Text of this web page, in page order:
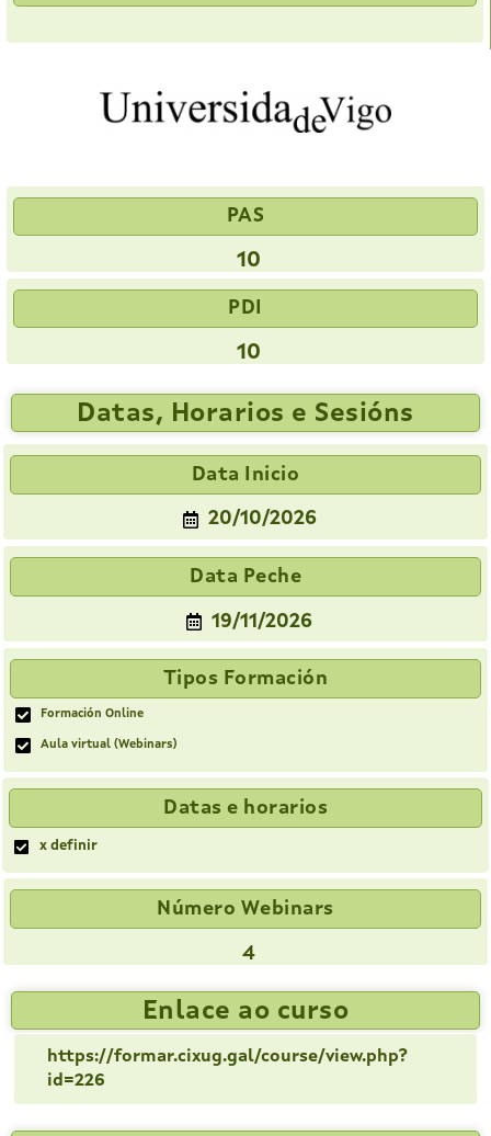
PAS
10
PDI
10
Datas, Horarios e Sesións
Data Inicio
20/10/2026
Data Peche
19/11/2026
Tipos Formación
Formación Online
Aula virtual (Webinars)
Datas e horarios
x definir
Número Webinars
4
Enlace ao curso
https://formar.cixug.gal/course/view.php?
id=226